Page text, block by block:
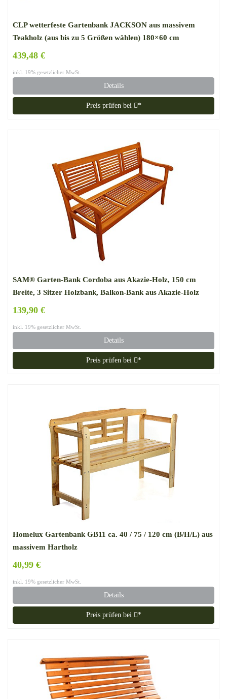
CLP wetterfeste Gartenbank JACKSON aus massivem
Teakholz (aus bis zu 5 Größen wählen) 180×60 cm
439,48 €
inkl. 19% gesetzlicher MwSt.
Details
Preis prüfen bei *
SAM® Garten-Bank Cordoba aus Akazie-Holz, 150 cm
Breite, 3 Sitzer Holzbank, Balkon-Bank aus Akazie-Holz
Terrasse
139,90 €
inkl. 19% gesetzlicher MwSt.
Details
Preis prüfen bei *
Homelux Gartenbank GB11 ca. 40 / 75 / 120 cm (B/H/L) aus
massivem Hartholz
40,99 €
inkl. 19% gesetzlicher MwSt.
Details
Preis prüfen bei *